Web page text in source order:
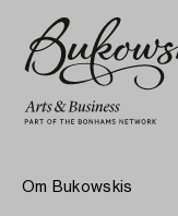
Om Bukowskis